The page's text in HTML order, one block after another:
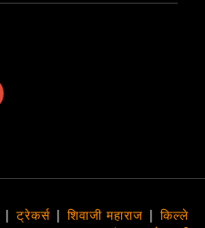
| ट्रेकर्स | शिवाजी महाराज | किल्ले